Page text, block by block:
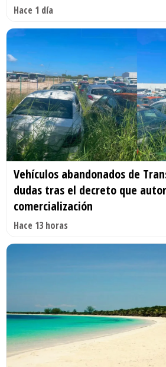
Hace 1 día
Vehículos abandonados de
dudas tras el decreto que
comercialización
Hace 13 horas